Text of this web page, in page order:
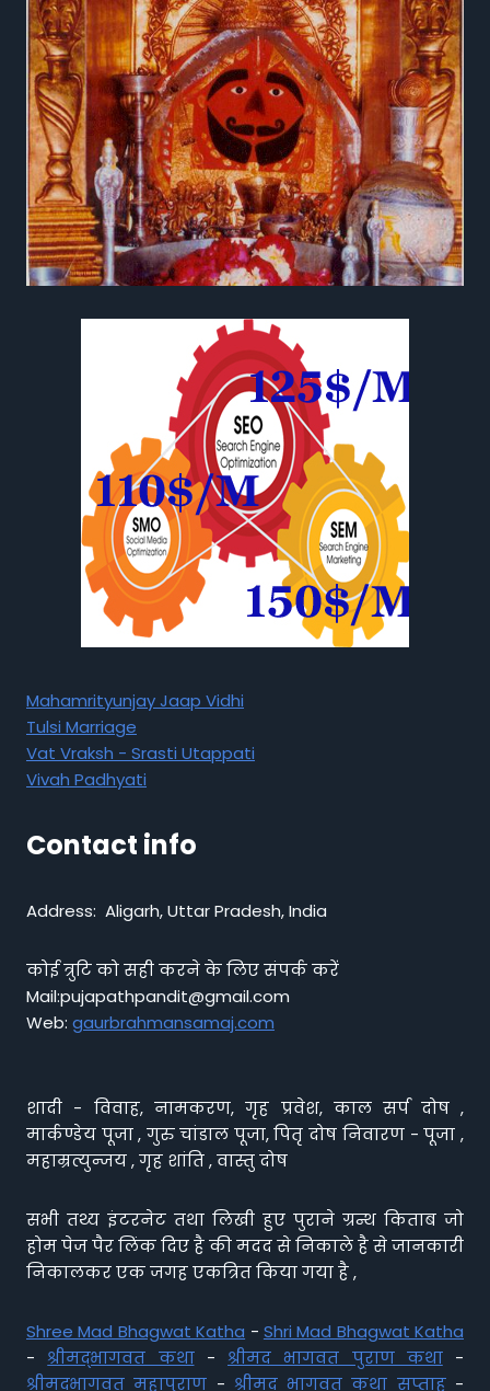
Mahamrityunjay Jaap Vidhi
Tulsi Marriage
Vat Vraksh - Srasti Utappati
Vivah Padhyati
Contact info
Address: Aligarh, Uttar Pradesh, India
कोई त्रुटि को सही करने के लिए संपर्क करें
Mail:pujapathpandit@gmail.com
Web: gaurbrahmansamaj.com
शादी - विवाह, नामकरण, गृह प्रवेश, काल सर्प दोष ,
मार्कण्डेय पूजा , गुरु चांडाल पूजा, पितृ दोष निवारण - पूजा ,
महाम्रत्युन्जय , गृह शांति , वास्तु दोष
सभी तथ्य इंटरनेट तथा लिखी हुए पुराने ग्रन्थ किताब जो
होम पेज पैर लिंक दिए है की मदद से निकाले है से जानकारी
निकालकर एक जगह एकत्रित किया गया है ,
Shree Mad Bhagwat Katha - Shri Mad Bhagwat Katha
- श्रीमद्भागवत कथा- श्रीमद भागवत पुराण कथा-
श्रीमद्भागवत महापुराण - श्रीमद् भागवत कथा सप्ताह-